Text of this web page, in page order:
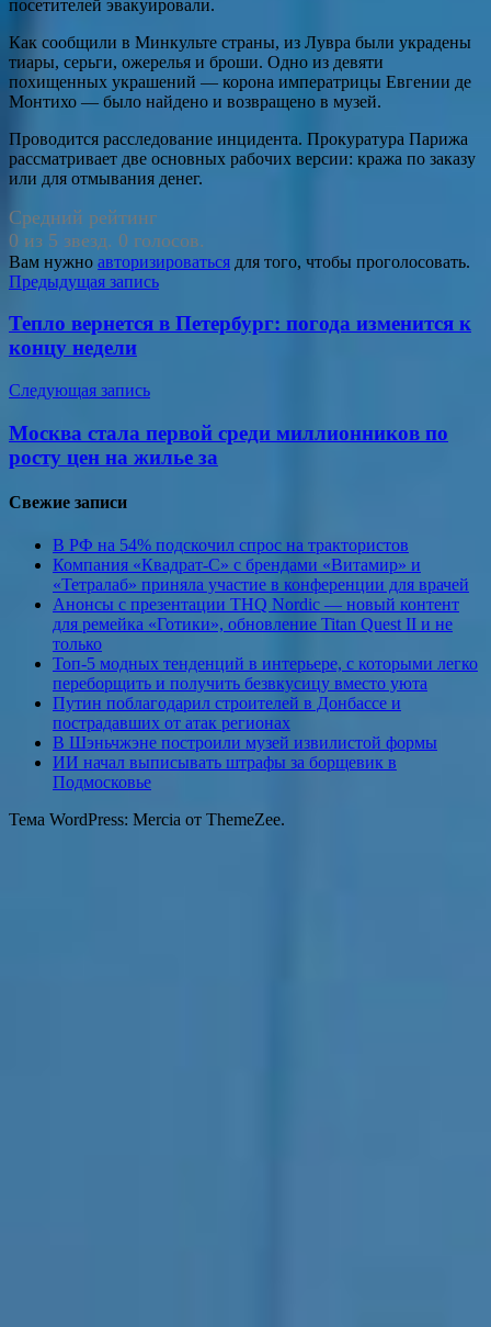
посетителей эвакуировали.
Как сообщили в Минкульте страны, из Лувра были украдены
тиары, серьги, ожерелья и броши. Одно из девяти
похищенных украшений — корона императрицы Евгении де
Монтихо — было найдено и возвращено в музей.
Проводится расследование инцидента. Прокуратура Парижа
рассматривает две основных рабочих версии: кража по заказу
или для отмывания денег.
Средний рейтинг
0 из 5 звезд. 0 голосов.
Вам нужно авторизироваться для того, чтобы проголосовать.
Навигация
по
записям
Предыдущая запись
Тепло вернется в Петербург: погода изменится к
концу недели
Следующая запись
Москва стала первой среди миллионников по
росту цен на жилье за
Свежие записи
В РФ на 54% подскочил спрос на трактористов
Компания «Квадрат-С» с брендами «Витамир» и
«Тетралаб» приняла участие в конференции для врачей
Анонсы с презентации THQ Nordic — новый контент
для ремейка «Готики», обновление Titan Quest II и не
только
Топ-5 модных тенденций в интерьере, с которыми легко
переборщить и получить безвкусицу вместо уюта
Путин поблагодарил строителей в Донбассе и
пострадавших от атак регионах
В Шэньчжэне построили музей извилистой формы
ИИ начал выписывать штрафы за борщевик в
Подмосковье
Тема WordPress: Mercia от ThemeZee.